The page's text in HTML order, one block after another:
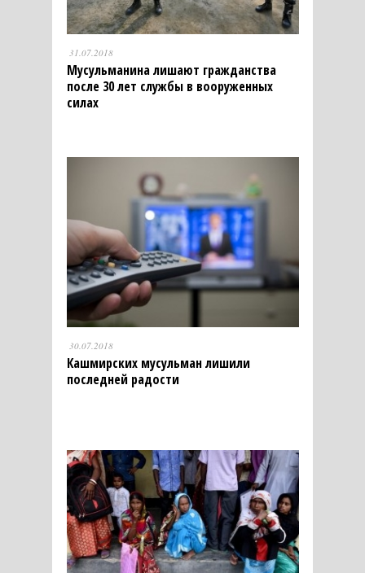
31.07.2018
Мусульманина лишают гражданства
после 30 лет службы в вооруженных
силах
30.07.2018
Кашмирских мусульман лишили
последней радости